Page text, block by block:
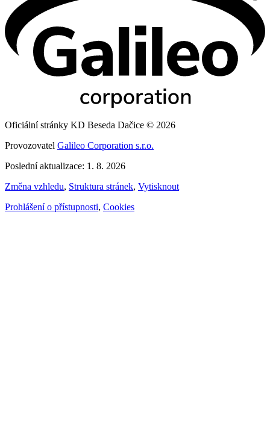
Oficiální stránky KD Beseda Dačice © 2026
Provozovatel Galileo Corporation s.r.o.
Poslední aktualizace: 1. 8. 2026
Změna vzhledu, Struktura stránek, Vytisknout
Prohlášení o přístupnosti, Cookies